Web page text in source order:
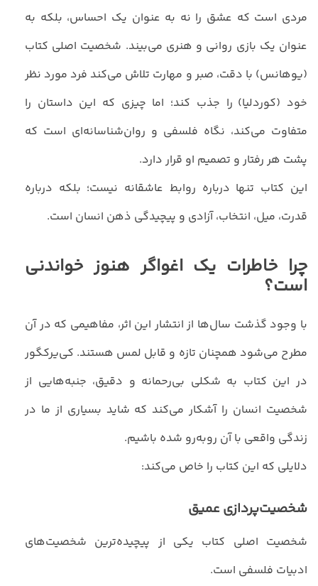
مردی است که عشق را نه به عنوان یک احساس، بلکه به
عنوان یک بازی روانی و هنری می‌بیند. شخصیت اصلی کتاب
(یوهانس) با دقت، صبر و مهارت تلاش می‌کند فرد مورد نظر
خود (کوردلیا) را جذب کند؛ اما چیزی که این داستان را
متفاوت می‌کند، نگاه فلسفی و روان‌شناسانه‌ای است که
پشت هر رفتار و تصمیم او قرار دارد.
این کتاب تنها درباره روابط عاشقانه نیست؛ بلکه درباره
قدرت، میل، انتخاب، آزادی و پیچیدگی ذهن انسان است.
چرا خاطرات یک اغواگر هنوز خواندنی
است؟
با وجود گذشت سال‌ها از انتشار این اثر، مفاهیمی که در آن
مطرح می‌شود همچنان تازه و قابل لمس هستند. کی‌یرکگور
در این کتاب به شکلی بی‌رحمانه و دقیق، جنبه‌هایی از
شخصیت انسان را آشکار می‌کند که شاید بسیاری از ما در
زندگی واقعی با آن روبه‌رو شده باشیم.
دلایلی که این کتاب را خاص می‌کند:
شخصیت‌پردازی عمیق
شخصیت اصلی کتاب یکی از پیچیده‌ترین شخصیت‌های
ادبیات فلسفی است.